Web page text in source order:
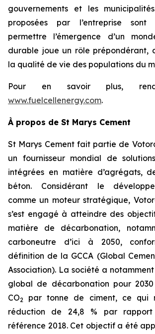
gouvernements et les
proposées par l’entreprise sont
permettre l’émergence d’un
durable joue un rôle prépondérant,
la qualité de vie des populations du
Pour en savoir plus,
www.fuelcellenergy.com.
À propos de St Marys Cement
St Marys Cement fait partie de
un fournisseur mondial de
intégrées en matière d’agrégats,
béton. Considérant le
comme un moteur stratégique,
s’est engagé à atteindre des
matière de décarbonation,
carboneutre d’ici à 2050,
définition de la GCCA (Global
Association). La société a
global de décarbonation pour
CO2
par tonne de ciment, ce qui
réduction de 24,8 % par
référence 2018. Cet objectif a été